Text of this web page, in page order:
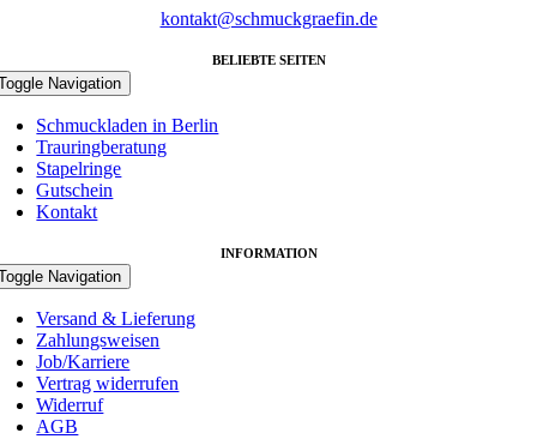
kontakt@schmuckgraefin.de
BELIEBTE SEITEN
Navigation
Schmuckladen in Berlin
Trauringberatung
Stapelringe
Gutschein
Kontakt
INFORMATION
Navigation
Versand & Lieferung
Zahlungsweisen
Job/Karriere
Vertrag widerrufen
Widerruf
AGB